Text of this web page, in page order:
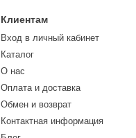
Клиентам
Вход в личный кабинет
Каталог
О нас
Оплата и доставка
Обмен и возврат
Контактная информация